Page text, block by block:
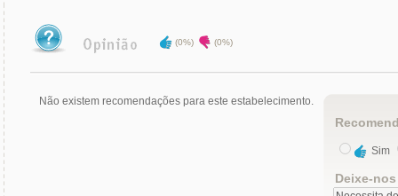
(0%) (0%)
Não existem recomendações para este estabelecimento.
Sim
Deixe-